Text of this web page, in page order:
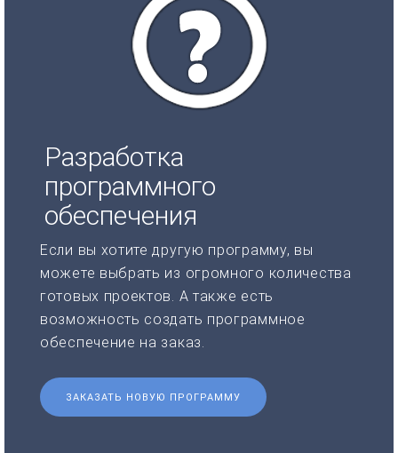
Разработка
программного
обеспечения
Если вы хотите другую программу, вы
можете выбрать из огромного количества
готовых проектов. А также есть
возможность создать программное
обеспечение на заказ.
ЗАКАЗАТЬ НОВУЮ ПРОГРАММУ